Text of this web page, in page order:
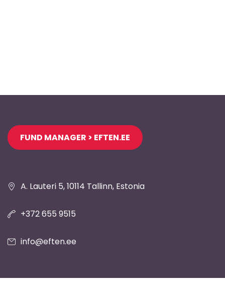
Jaluse
navigatsioon
A. Lauteri 5, 10114 Tallinn, Estonia
FUND MANAGER > EFTEN.EE
+372 655 9515
info@eften.ee